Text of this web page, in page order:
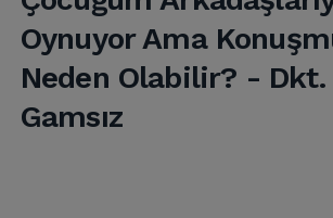
Oynuyor Ama
Neden Olabilir? - Dkt.
Gamsız